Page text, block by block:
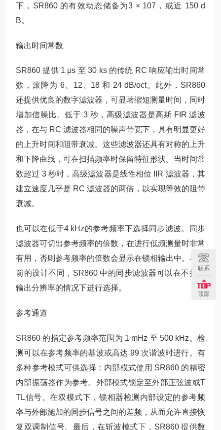
下，SR860 的有效动态储备为3 × 107，或近 150 d
B。
输出时间常数
SR860 提供 1 μs 至 30 ks 的传统 RC 响应输出时间常
数，滚降为 6、12、18 和 24 dB/oct。此外，SR860
还提供优良的数字滤波器，可显著缩短测量时间，同时
增加信噪比。低于 3 秒，高级滤波器是高斯 FIR 滤波
器，在与 RC 滤波器相同的噪声带宽下，具有明显更好
的上升时间和阻带衰减。这些滤波器还具有对称的上升
和下降曲线，可在扫描频率时保留特征形状。当时间常
数超过 3 秒时，高级滤波器是线性相位 IIR 滤波器，其
建立速度几乎是 RC 滤波器的两倍，以实现等效的阻带
衰减。
也可以在低于4 kHz的参考频率下选择同步滤波。同步
滤波器可切出参考频率的倍数，在进行低频测量时非常
有用，否则参考频率的倍数会显示在锁相输出中。与以
前的设计不同，SR860 中的同步滤波器可以在不损失
输出分辨率的情况下进行选择。
参考通道
SR860 的指定参考频率范围为 1 mHz 至 500 kHz。检
测可以在参考频率的基波或高达 99 次谐波时进行。有
多种参考模式可供选择：内部模式使用 SR860 的精密
内部振荡器作为参考。外部模式锁定至外部正弦波或T
TL信号。在双模式下，锁相器检测内部设定的参考频
率与外部施加的同步信号之间的差频，从而允许直接恢
复双调制信号。最后，在斩波模式下，SR860 提供数
联系
顶部